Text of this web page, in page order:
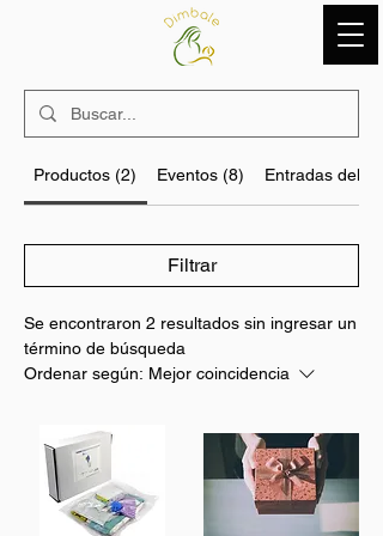
Productos (2) Eventos (8) Entradas del
Filtrar
Se encontraron 2 resultados sin ingresar un
término de búsqueda
Ordenar según: Mejor coincidencia